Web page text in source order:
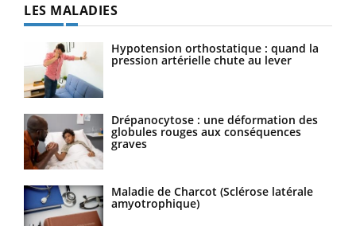
LES MALADIES
Hypotension orthostatique : quand la
pression artérielle chute au lever
Drépanocytose : une déformation des
globules rouges aux conséquences
graves
Maladie de Charcot (Sclérose latérale
amyotrophique)